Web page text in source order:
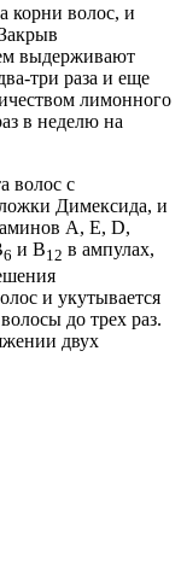
корни волос, и
выдерживают
три раза и еще
лимонного
в неделю на
волос с
Димексида, и
А, Е, D,
6 и В12 в ампулах,
и укутывается
до трех раз.
двух